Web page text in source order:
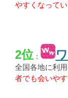
やすくなって
2位：
全国各地に利
者でも会いや